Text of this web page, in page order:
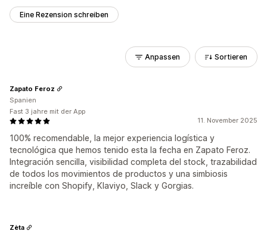
Eine Rezension schreiben
Anpassen Sortieren
11. November 2025
100% recomendable, la mejor experiencia logística y
tecnológica que hemos tenido esta la fecha en Zapato Feroz.
Integración sencilla, visibilidad completa del stock, trazabilidad
de todos los movimientos de productos y una simbiosis
increíble con Shopify, Klaviyo, Slack y Gorgias.
Zapato Feroz
Spanien
Fast 3 jahre mit der App
Zèta